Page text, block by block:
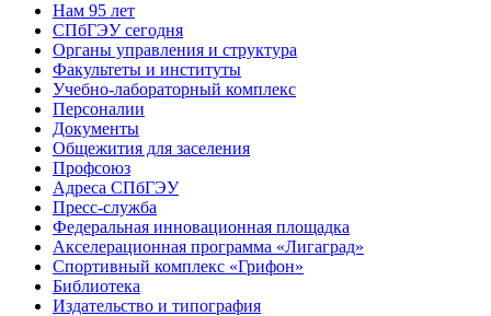
Нам 95 лет
СПбГЭУ сегодня
Органы управления и структура
Факультеты и институты
Учебно-лабораторный комплекс
Персоналии
Документы
Общежития для заселения
Профсоюз
Адреса СПбГЭУ
Пресс-служба
Федеральная инновационная площадка
Акселерационная программа «Лигаград»­­
Спортивный комплекс «Грифон»
Библиотека
Издательство и типография